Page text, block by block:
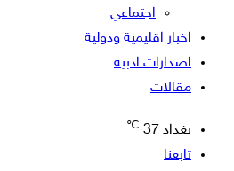
اجتماعي
اخبار اقليمية ودولية
اصدارات ادبية
مقالات
بغداد 37
℃
تابعنا